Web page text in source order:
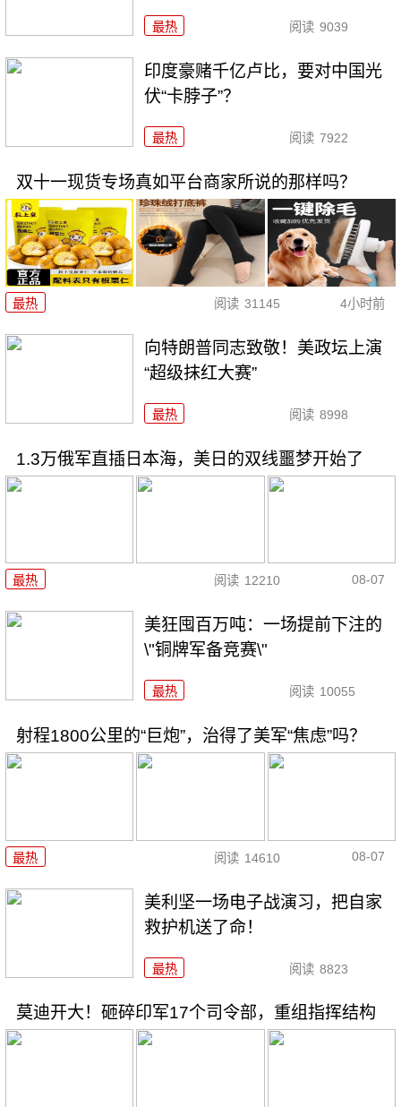
最热 阅读 9039
印度豪赌千亿卢比，要对中国光
伏“卡脖子”？
最热 阅读 7922
双十一现货专场真如平台商家所说的那样吗？
最热 阅读 31145 4小时前
向特朗普同志致敬！美政坛上演
“超级抹红大赛”
最热 阅读 8998
1.3万俄军直插日本海，美日的双线噩梦开始了
最热 阅读 12210 08-07
美狂囤百万吨：一场提前下注的
\"铜牌军备竞赛\"
最热 阅读 10055
射程1800公里的“巨炮”，治得了美军“焦虑”吗？
最热 阅读 14610 08-07
美利坚一场电子战演习，把自家
救护机送了命！
最热 阅读 8823
莫迪开大！砸碎印军17个司令部，重组指挥结构